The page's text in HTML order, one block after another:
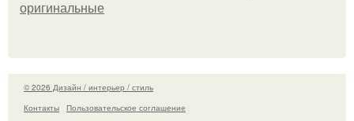
оригинальные
© 2026 Дизайн / интерьер / стиль
Контакты
Пользовательское соглашение